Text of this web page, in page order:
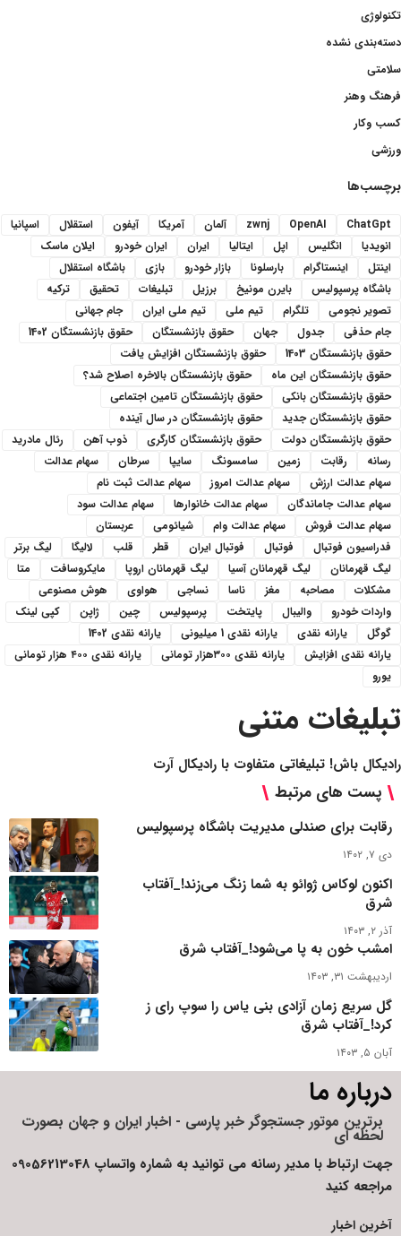
تکنولوژی
دسته‌بندی نشده
سلامتی
فرهنگ وهنر
کسب وکار
ورزشی
برچسب‌ها
ChatGpt
OpenAI
zwnj آلمان آمریکا آیفون استقلال
اسپانیا
انویدیا
انگلیس اپل ایتالیا ایران ایران خودرو
ایلان ماسک
اینتل
اینستاگرام بارسلونا بازار خودرو بازی
باشگاه استقلال
باشگاه پرسپولیس
بایرن مونیخ برزیل تبلیغات تحقیق
ترکیه
تصویر نجومی
تلگرام تیم ملی تیم ملی ایران
جام جهانی
جام حذفی
جدول جهان حقوق بازنشستگان
حقوق بازنشستگان 1402
حقوق بازنشستگان 1403
حقوق بازنشستگان افزایش یافت
حقوق بازنشستگان این ماه
حقوق بازنشستگان بالاخره اصلاح شد؟
حقوق بازنشستگان بانکی
حقوق بازنشستگان تامین اجتماعی
حقوق بازنشستگان جدید
حقوق بازنشستگان در سال آینده
حقوق بازنشستگان دولت
حقوق بازنشستگان کارگری ذوب آهن
رئال مادرید
رسانه
رقابت زمین سامسونگ سایپا سرطان
سهام عدالت
سهام عدالت ارزش
سهام عدالت امروز
سهام عدالت ثبت نام
سهام عدالت جاماندگان
سهام عدالت خانوارها
سهام عدالت سود
سهام عدالت فروش
سهام عدالت وام شیائومی
عربستان
فدراسیون فوتبال
فوتبال فوتبال ایران قطر قلب لالیگا
لیگ برتر
لیگ قهرمانان
لیگ قهرمانان آسیا لیگ قهرمانان اروپا مایکروسافت
متا
مشکلات
مصاحبه مغز ناسا نساجی هواوی
هوش مصنوعی
واردات خودرو
والیبال پایتخت پرسپولیس چین ژاپن
کپی لینک
گوگل
یارانه نقدی یارانه نقدی 1 میلیونی
یارانه نقدی 1402
یارانه نقدی افزایش
یارانه نقدی ۳۰۰هزار تومانی
یارانه نقدی ۴۰۰ هزار تومانی
یورو
تبلیغات متنی
رادیکال باش! تبلیغاتی متفاوت با رادیکال آرت
پست های مرتبط
رقابت برای صندلی مدیریت باشگاه پرسپولیس
دی ۷, ۱۴۰۲
اکنون لوکاس ژوائو به شما زنگ می‌زند!_آفتاب
شرق
آذر ۲, ۱۴۰۳
امشب خون به پا می‌شود!_آفتاب شرق
اردیبهشت ۳۱, ۱۴۰۳
گل سریع زمان آزادی بنی یاس را سوپ رای ز
کرد!_آفتاب شرق
آبان ۵, ۱۴۰۳
درباره ما
برترین موتور جستجوگر خبر پارسی - اخبار ایران و جهان بصورت
لحظه ای
جهت ارتباط با مدیر رسانه می توانید به شماره واتساپ 09056213048
مراجعه کنید
آخرین اخبار